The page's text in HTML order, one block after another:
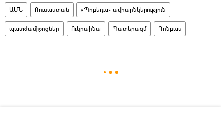
ԱՄՆ Ռուսաստան «Պոբեդա» ավիաընկերություն
պատժամիջոցներ Ուկրաինա Պատերազմ Դոնբաս